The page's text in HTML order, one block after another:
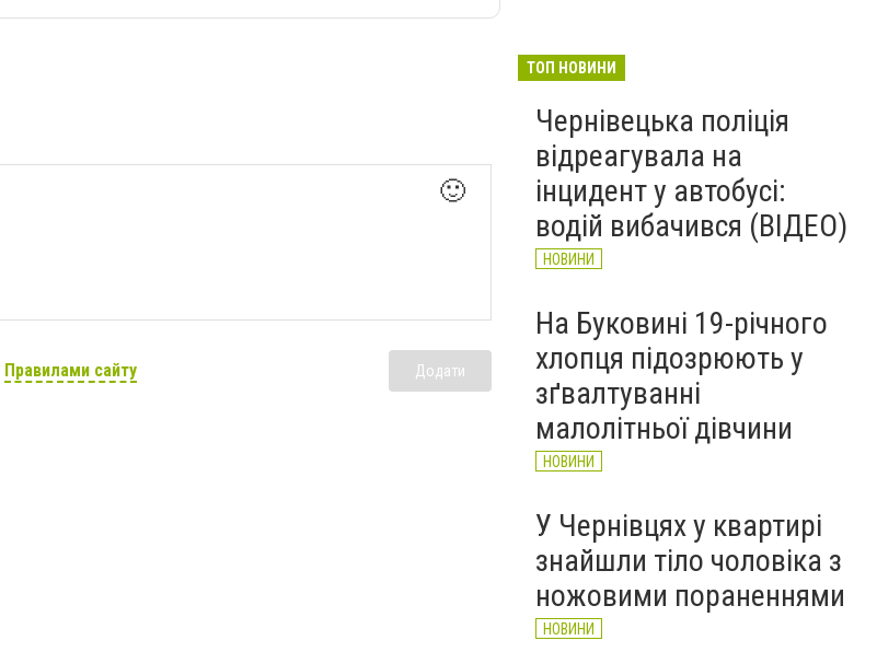
🙂
Правилами сайту Додати
НОВИНИ
Захисник із Буковини
Денис Прокопів отримав
«Золотий хрест»
Головнокомандувача ЗСУ
НОВИНИ
13:24
Вчора
ТОП НОВИНИ
Чернівецька поліція
відреагувала на
інцидент у автобусі:
водій вибачився (ВІДЕО)
НОВИНИ
На Буковині 19-річного
хлопця підозрюють у
зґвалтуванні
малолітньої дівчини
НОВИНИ
У Чернівцях у квартирі
знайшли тіло чоловіка з
ножовими пораненнями
НОВИНИ